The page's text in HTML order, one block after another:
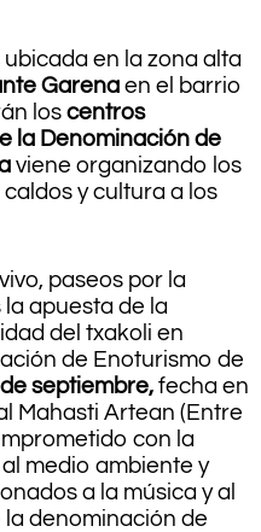
ubicada en la zona alta
Garena en el barrio
los centros
la Denominación de
viene organizando los
y cultura a los
paseos por la
la apuesta de la
del txakoli en
de Enoturismo de
de septiembre,fecha en
Mahasti Artean (Entre
con la
medio ambiente y
a la música y al
la denominación de